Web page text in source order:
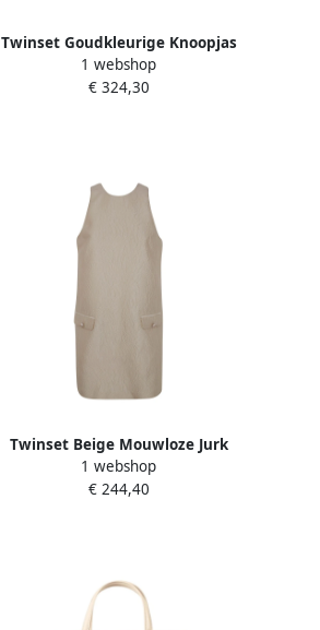
Twinset Goudkleurige Knoopjas
met Logohanger Beige Dames
1 webshop
€ 324,30
Twinset Beige Mouwloze Jurk
met Ronde Hals Beige Dames
1 webshop
€ 244,40